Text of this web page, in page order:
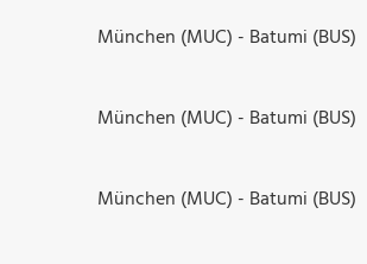
München (MUC) - Batumi (BUS)
München (MUC) - Batumi (BUS)
München (MUC) - Batumi (BUS)